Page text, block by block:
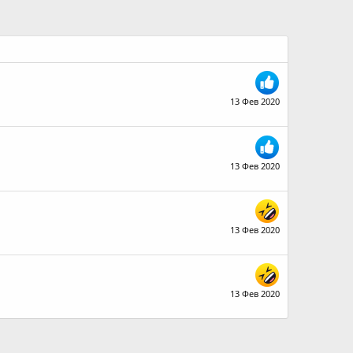
13 Фев 2020
13 Фев 2020
13 Фев 2020
13 Фев 2020